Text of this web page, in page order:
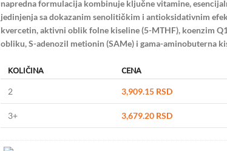
napredna formulacija kombinuje ključne vitamine,
jedinjenja sa dokazanim senolitičkim i antioksidativnim
kvercetin, aktivni oblik folne kiseline (5-MTHF), koenzim
obliku, S-adenozil metionin (SAMe) i gama-aminobuterna
KOLIČINA CENA
2 3,909.15 RSD
3+ 3,679.20 RSD